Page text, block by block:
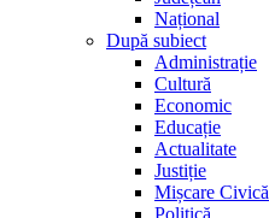
Național
După subiect
Administrație
Cultură
Economic
Educație
Actualitate
Justiție
Mișcare Civică
Politică